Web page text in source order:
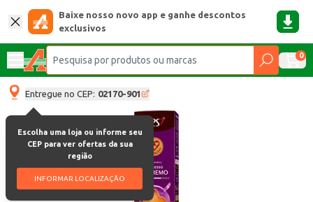
Baixe nosso novo app e ganhe descontos
exclusivos
0
Entregue no CEP: 02170-901
Escolha uma loja ou informe seu
CEP para ver ofertas da sua
região
INFORMAR LOCALIZAÇÃO